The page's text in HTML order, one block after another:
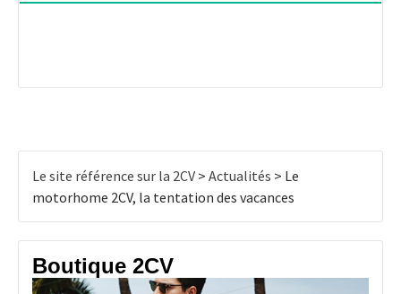
Le site référence sur la 2CV > Actualités > Le
motorhome 2CV, la tentation des vacances
Boutique 2CV